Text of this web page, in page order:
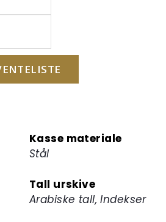
Kasse materiale
Stål
Tall urskive
Arabiske tall, Indekser